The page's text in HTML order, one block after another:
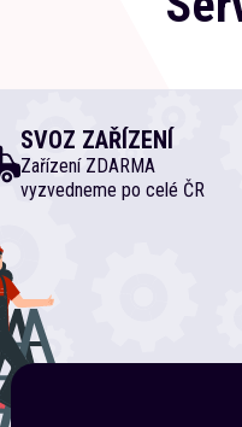
SVOZ ZAŘÍZENÍ
Zařízení ZDARMA
vyzvedneme po celé ČR